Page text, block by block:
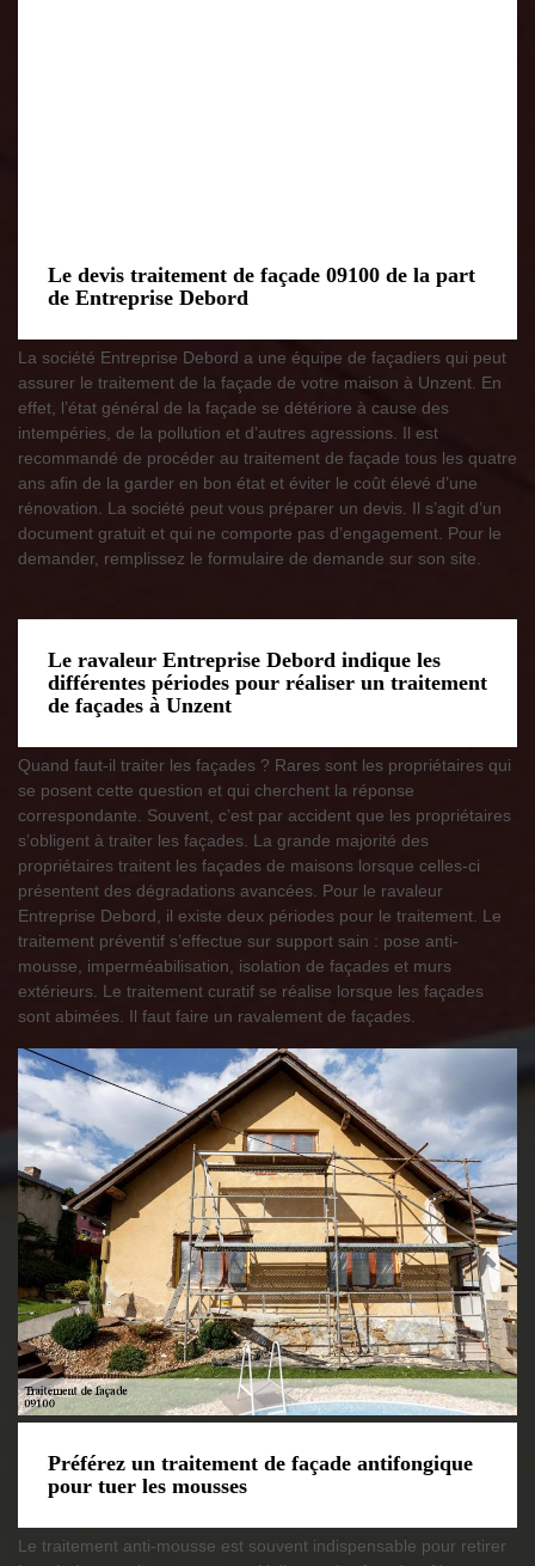
Le devis traitement de façade 09100 de la part
de Entreprise Debord
La société Entreprise Debord a une équipe de façadiers qui peut
assurer le traitement de la façade de votre maison à Unzent. En
effet, l’état général de la façade se détériore à cause des
intempéries, de la pollution et d’autres agressions. Il est
recommandé de procéder au traitement de façade tous les quatre
ans afin de la garder en bon état et éviter le coût élevé d’une
rénovation. La société peut vous préparer un devis. Il s’agit d’un
document gratuit et qui ne comporte pas d’engagement. Pour le
demander, remplissez le formulaire de demande sur son site.
Le ravaleur Entreprise Debord indique les
différentes périodes pour réaliser un traitement
de façades à Unzent
Quand faut-il traiter les façades ? Rares sont les propriétaires qui
se posent cette question et qui cherchent la réponse
correspondante. Souvent, c’est par accident que les propriétaires
s’obligent à traiter les façades. La grande majorité des
propriétaires traitent les façades de maisons lorsque celles-ci
présentent des dégradations avancées. Pour le ravaleur
Entreprise Debord, il existe deux périodes pour le traitement. Le
traitement préventif s’effectue sur support sain : pose anti-
mousse, imperméabilisation, isolation de façades et murs
extérieurs. Le traitement curatif se réalise lorsque les façades
sont abimées. Il faut faire un ravalement de façades.
Préférez un traitement de façade antifongique
pour tuer les mousses
Le traitement anti-mousse est souvent indispensable pour retirer